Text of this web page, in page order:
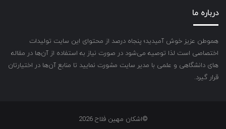
درباره ما
هموطن عزیز خوش آمیدید؛ پنجاه درصد از محتوای این سایت تولیدات
اختصاصی است لذا توصیه می‌شود در صورت نیاز به استفاده از آن‌ها در مقاله
های دانشگاهی و علمی با مدیر سایت مشورت نمایید تا منابع آن‌ها در اختیارتان
قرار گیرد.
©اشکان مهین فلاح 2026